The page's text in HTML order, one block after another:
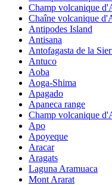
Champ volcanique
Chaîne volcanique
Antipodes Island
Antisana
Antofagasta de la
Antuco
Aoba
Aoga-Shima
Apagado
Apaneca range
Champ volcanique
Apo
Apoyeque
Aracar
Aragats
Laguna Aramuaca
Mont Ararat